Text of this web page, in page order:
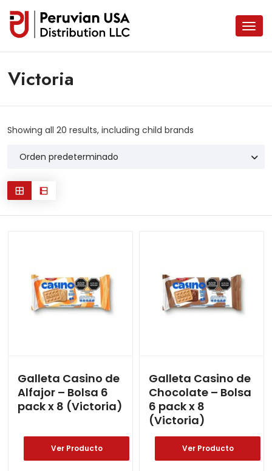
Victoria
Showing all 20 results, including child brands
Galleta Casino de
Alfajor – Bolsa 6
pack x 8 (Victoria)
Ver Producto
Galleta Casino de
Chocolate – Bolsa
6 pack x 8
(Victoria)
Ver Producto